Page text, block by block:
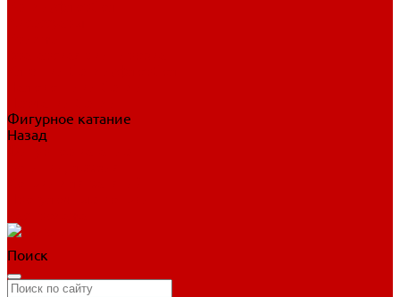
Фигурное катание
Назад
Поиск